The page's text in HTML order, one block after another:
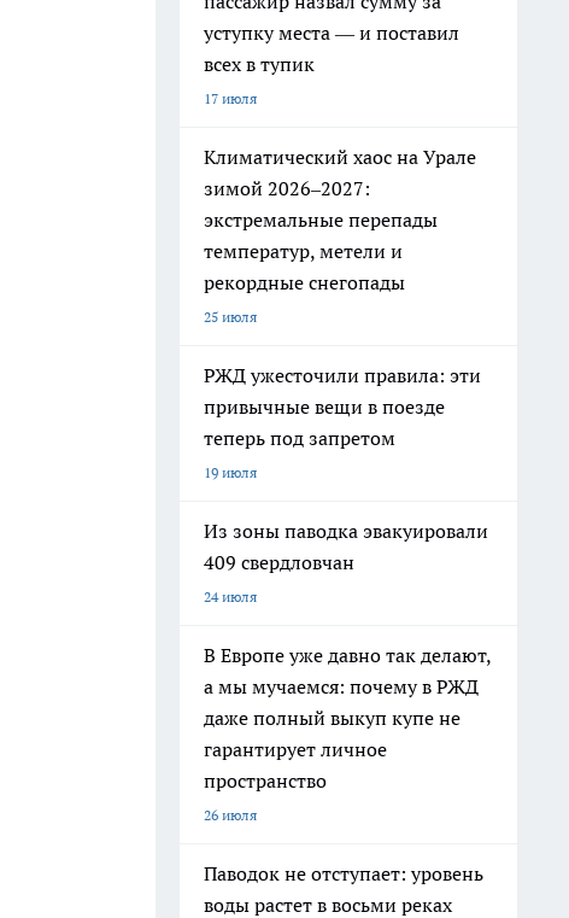
уступку места — и поставил
всех в тупик
17 июля
Климатический хаос на Урале
зимой 2026–2027:
экстремальные перепады
температур, метели и
рекордные снегопады
25 июля
РЖД ужесточили правила: эти
привычные вещи в поезде
теперь под запретом
19 июля
Из зоны паводка эвакуировали
409 свердловчан
24 июля
В Европе уже давно так делают,
а мы мучаемся: почему в РЖД
даже полный выкуп купе не
гарантирует личное
пространство
26 июля
Паводок не отступает: уровень
воды растет в восьми реках